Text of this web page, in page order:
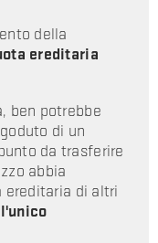
della
ereditaria
ben potrebbe
di un
da trasferire
abbia
ereditaria di altri